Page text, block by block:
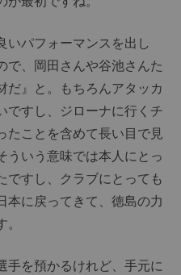
パフォーマンスを出し
で、岡田さんや谷池さんた
だ』と。もちろんアタッカ
ですし、ジローナに行くチ
たことを含めて長い目で見
ういう意味では本人にとっ
ですし、クラブにとっても
本に戻ってきて、徳島の力
を預かるけれど、手元に